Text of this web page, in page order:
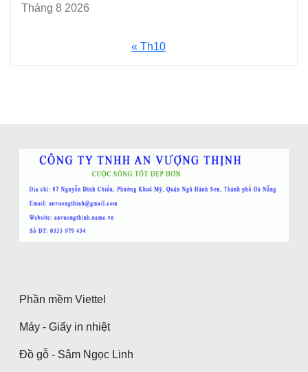
Tháng 8 2026
« Th10
Phần mềm Viettel
Máy - Giấy in nhiệt
Đồ gỗ - Sâm Ngọc Linh